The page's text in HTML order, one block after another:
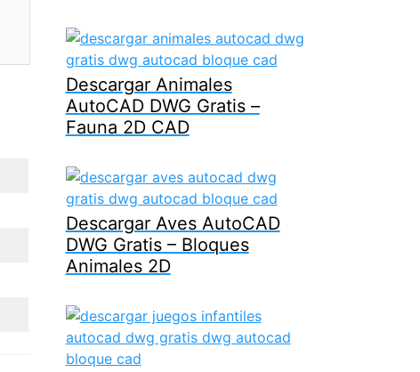
Descargar Animales
AutoCAD DWG Gratis –
Fauna 2D CAD
Descargar Aves AutoCAD
DWG Gratis – Bloques
Animales 2D